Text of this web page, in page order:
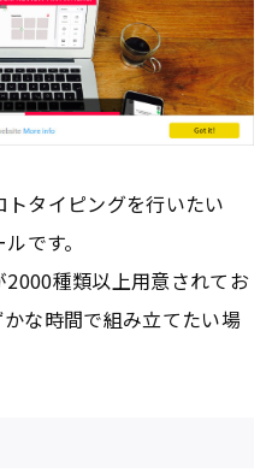
タイピングを行いたい
です。
2000種類以上用意されてお
な時間で組み立てたい場